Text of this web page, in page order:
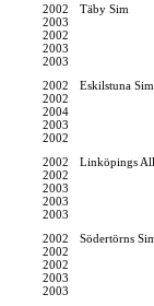
2002
Täby Sim
2003
2002
2003
2003
2002
Eskilstuna
2002
2004
2003
2002
2002
Linköpings
2002
2003
2003
2003
2002
Södertörns
2002
2002
2003
2003